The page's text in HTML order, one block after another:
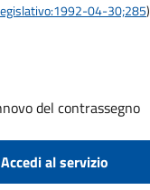
04-30;285)
del contrassegno
Accedi al servizio